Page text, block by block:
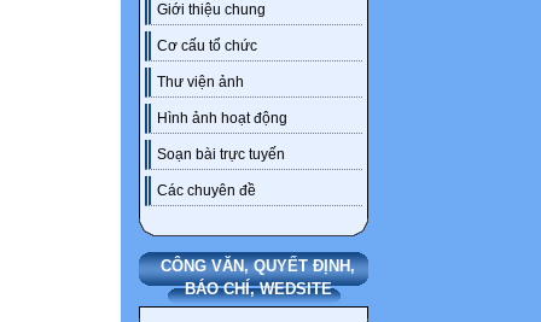
Giới thiệu chung
Cơ cấu tổ chức
Thư viện ảnh
Hình ảnh hoạt động
Soạn bài trực tuyến
Các chuyên đề
CÔNG VĂN, QUYẾT ĐỊNH,
BÁO CHÍ, WEDSITE